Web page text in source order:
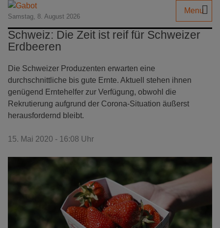
Samstag, 8. August 2026
Menu
Schweiz: Die Zeit ist reif für Schweizer
Erdbeeren
Die Schweizer Produzenten erwarten eine
durchschnittliche bis gute Ernte. Aktuell stehen ihnen
genügend Erntehelfer zur Verfügung, obwohl die
Rekrutierung aufgrund der Corona-Situation äußerst
herausfordernd bleibt.
15. Mai 2020 - 16:08 Uhr